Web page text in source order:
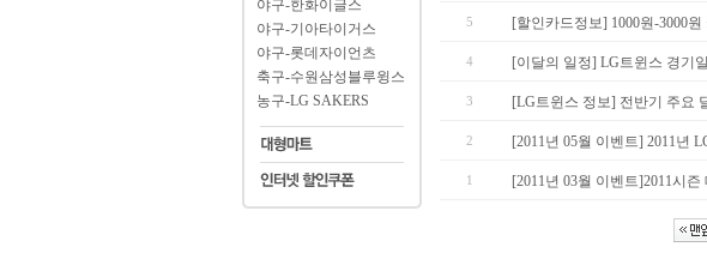
야구-한화이글스
야구-기아타이거스
야구-롯데자이언츠
축구-수원삼성블루윙스
농구-LG SAKERS
5 [할인카드정보] 1000원-3000
4 [이달의 일정] LG트윈스 경기
3 [LG트윈스 정보] 전반기 주요
2 [2011년 05월 이벤트] 2011년
1 [2011년 03월 이벤트]2011시즌